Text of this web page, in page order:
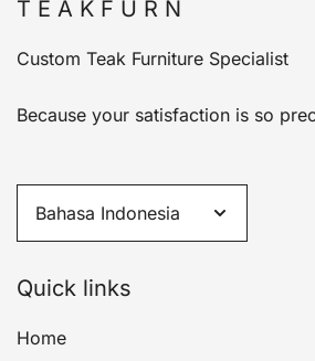
T E A K F U R N
Custom Teak Furniture Specialist
Because your satisfaction is so
Quick links
Home